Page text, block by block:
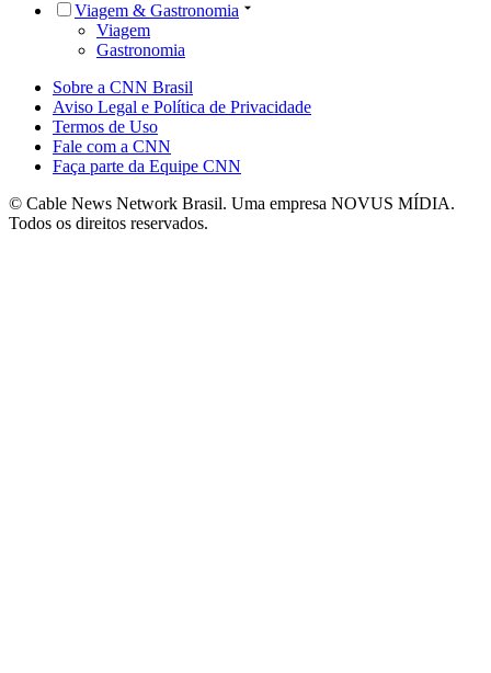
Viagem & Gastronomia
Viagem
Gastronomia
Sobre a CNN Brasil
Aviso Legal e Política de Privacidade
Termos de Uso
Fale com a CNN
Faça parte da Equipe CNN
© Cable News Network Brasil. Uma empresa NOVUS MÍDIA.
Todos os direitos reservados.